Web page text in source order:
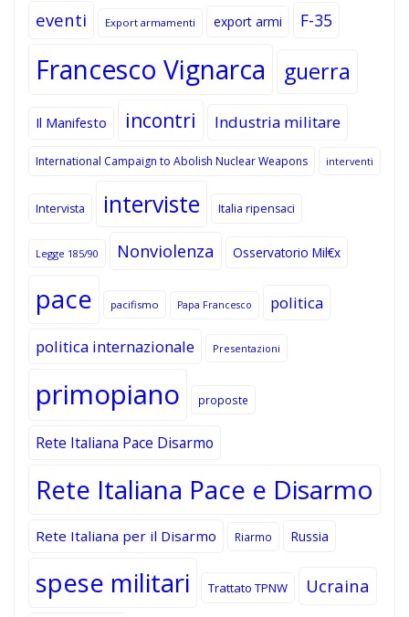
eventi Export armamenti export armi F-35
Francesco Vignarca guerra
Il Manifesto incontri Industria militare
International Campaign to Abolish Nuclear Weapons interventi
Intervista interviste Italia ripensaci
Legge 185/90 Nonviolenza Osservatorio Mil€x
pace pacifismo Papa Francesco politica
politica internazionale Presentazioni
primopiano proposte
Rete Italiana Pace Disarmo
Rete Italiana Pace e Disarmo
Rete Italiana per il Disarmo Riarmo Russia
spese militari Trattato TPNW Ucraina